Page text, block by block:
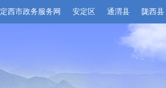
定西市政务服务网 安定区 通渭县 陇西县